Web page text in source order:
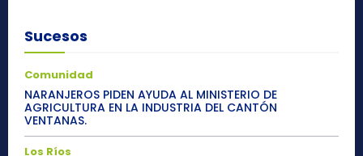
Sucesos
Comunidad
NARANJEROS PIDEN AYUDA AL MINISTERIO DE
AGRICULTURA EN LA INDUSTRIA DEL CANTÓN
VENTANAS.
Los Ríos